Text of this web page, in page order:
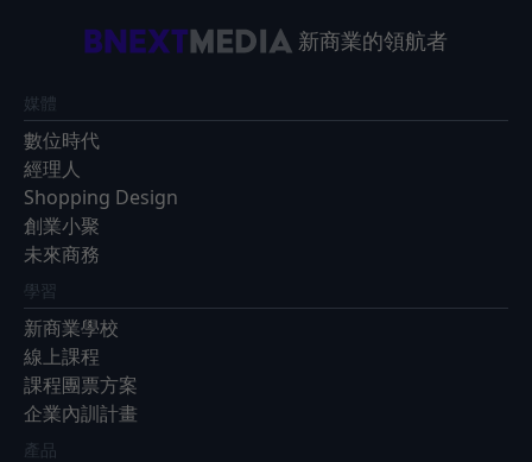
新商業的領航者
媒體
數位時代
經理人
Shopping Design
創業小聚
未來商務
學習
新商業學校
線上課程
課程團票方案
企業內訓計畫
產品